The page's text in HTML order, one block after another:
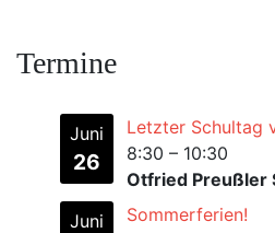
Termine
Juni
26
Letzter Schultag
8:30 – 10:30
Otfried Preußler
Juni
Sommerferien!